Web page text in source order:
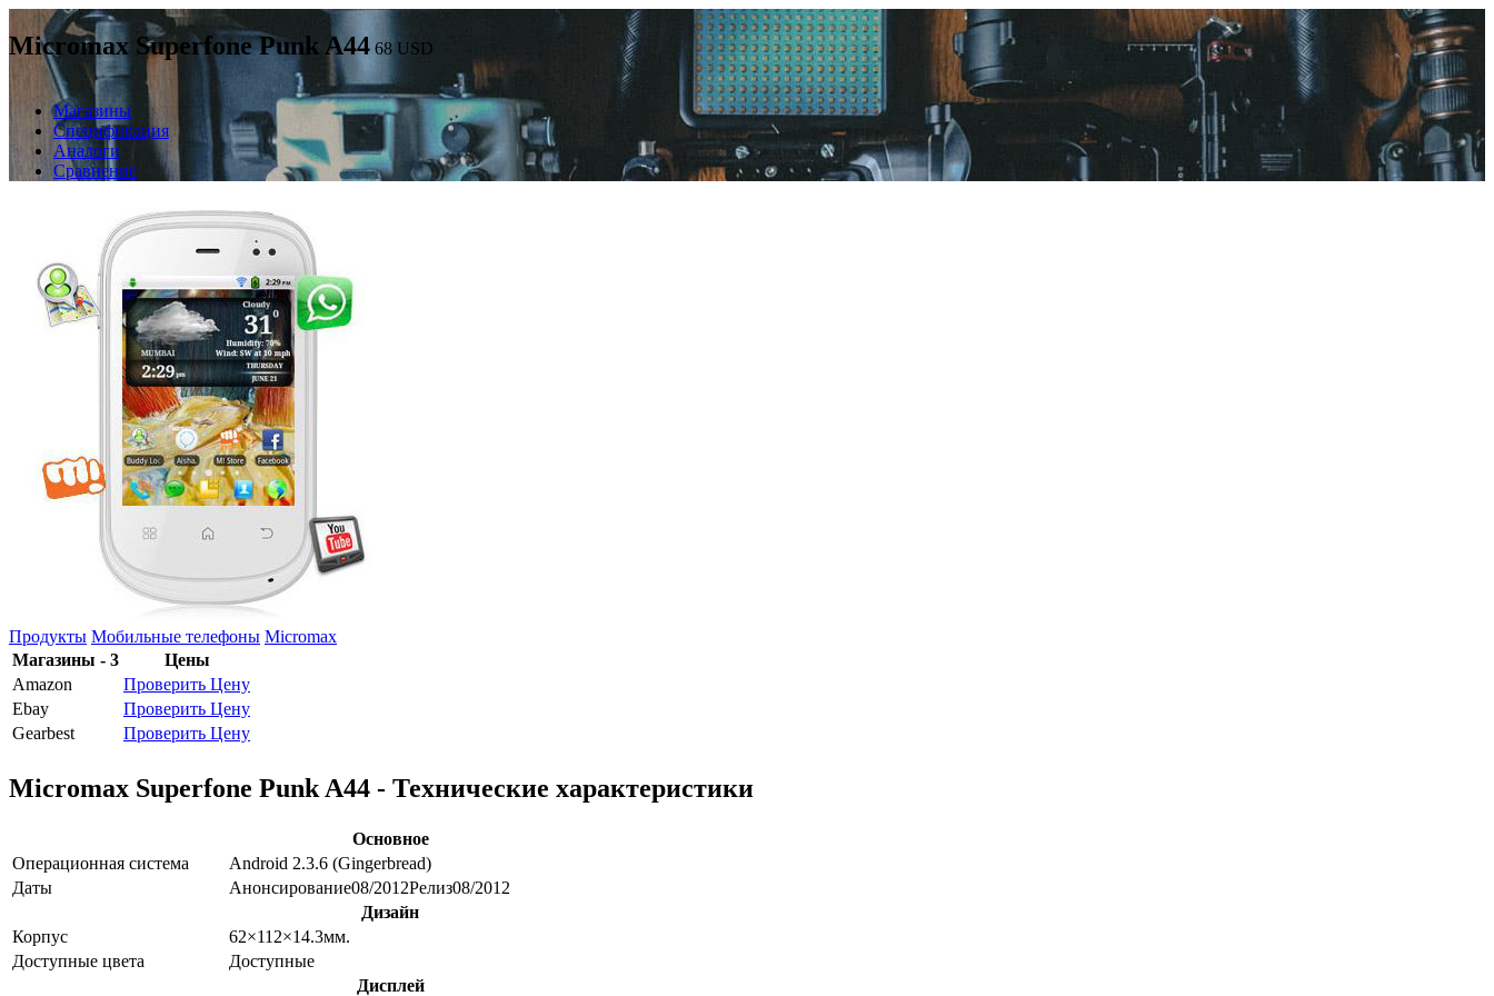
Micromax Superfone Punk A44 68 USD
Магазины
Спецификация
Аналоги
Сравнение
Продукты Мобильные телефоны Micromax
Магазины - 3
Цены
Amazon
Проверить Цену
Ebay
Проверить Цену
Gearbest
Проверить Цену
Micromax Superfone Punk A44 - Технические характеристики
Основное
Операционная система
Android 2.3.6 (Gingerbread)
Даты
Анонсирование08/2012Релиз08/2012
Дизайн
Корпус
62×112×14.3мм.
Доступные цвета
Доступные
Дисплей